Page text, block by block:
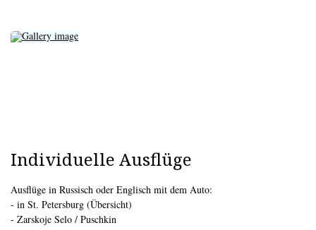
Individuelle Ausflüge
Ausflüge in Russisch oder Englisch mit dem Auto:
- in St. Petersburg (Übersicht)
- Zarskoje Selo / Puschkin